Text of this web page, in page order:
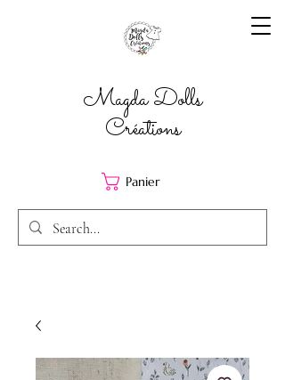
Magda Dolls
Créations
Panier